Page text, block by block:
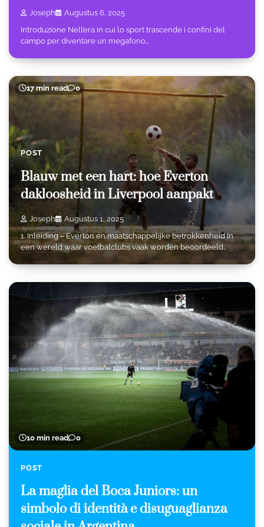
Joseph
Augustus 6, 2025
Introduzione Nell’era in cui lo sport trascende i confini del
campo per diventare un megafono…
17 min read 0
POST
Blauw met een hart: hoe Everton
dakloosheid in Liverpool aanpakt
Joseph
Augustus 1, 2025
1. Inleiding – Everton en maatschappelijke betrokkenheid In
een wereld waar voetbalclubs vaak worden beoordeeld…
10 min read 0
POST
La maglia del Boca Juniors: un
simbolo di identità e disuguaglianza